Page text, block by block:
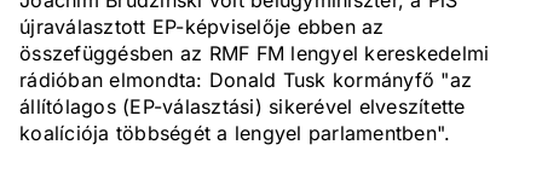
újraválasztott EP-képviselője ebben az
összefüggésben az RMF FM lengyel kereskedelmi
rádióban elmondta: Donald Tusk kormányfő "az
állítólagos (EP-választási) sikerével elveszítette
koalíciója többségét a lengyel parlamentben".